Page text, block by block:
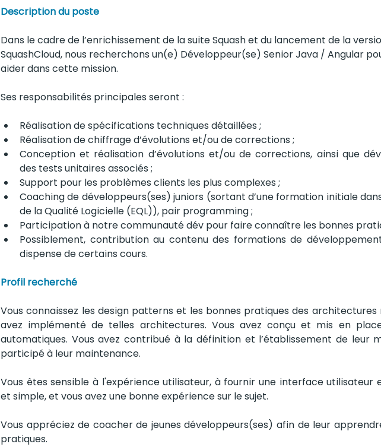
Description du poste
Dans le cadre de l’enrichissement de la suite Squash et du lancement de la
SquashCloud, nous recherchons un(e) Développeur(se) Senior Java / Angular
aider dans cette mission.
Ses responsabilités principales seront :
Réalisation de spécifications techniques détaillées ;
Réalisation de chiffrage d’évolutions et/ou de corrections ;
Conception et réalisation d’évolutions et/ou de corrections, ainsi que
des tests unitaires associés ;
Support pour les problèmes clients les plus complexes ;
Coaching de développeurs(ses) juniors (sortant d’une formation initiale
de la Qualité Logicielle (EQL)), pair programming ;
Participation à notre communauté dév pour faire connaître les bonnes
Possiblement, contribution au contenu des formations de
dispense de certains cours.
Profil recherché
Vous connaissez les design patterns et les bonnes pratiques des architectures
avez implémenté de telles architectures. Vous avez conçu et mis en
automatiques. Vous avez contribué à la définition et l’établissement de leur
participé à leur maintenance.
Vous êtes sensible à l'expérience utilisateur, à fournir une interface utilisateur
et simple, et vous avez une bonne expérience sur le sujet.
Vous appréciez de coacher de jeunes développeurs(ses) afin de leur
pratiques.